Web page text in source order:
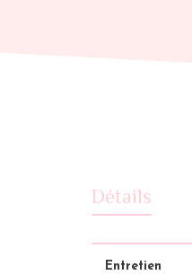
Détails
Entretien